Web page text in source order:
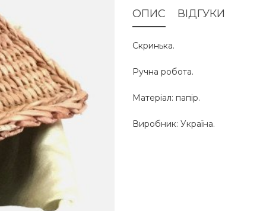
ОПИС ВІДГУКИ
Скринька.
Ручна робота.
Матеріал: папір.
Виробник: Україна.